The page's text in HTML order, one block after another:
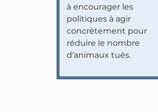
à encourager les
politiques à agir
concrètement pour
réduire le nombre
d'animaux tués.